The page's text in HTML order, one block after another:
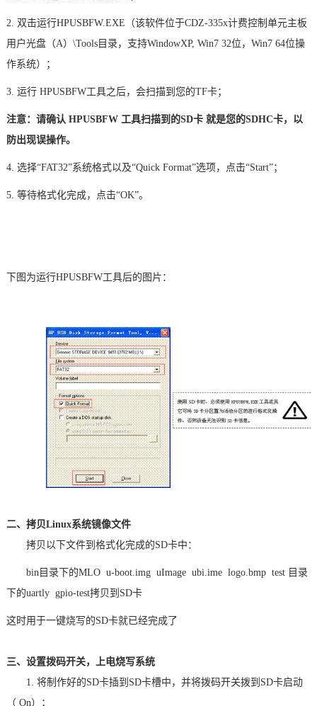
2. 双击运行HPUSBFW.EXE（该软件位于CDZ-335x计费控制单元主板
用户光盘（A）\Tools目录，支持WindowXP, Win7 32位，Win7 64位操
作系统）；
3. 运行 HPUSBFW工具之后，会扫描到您的TF卡；
注意：请确认 HPUSBFW 工具扫描到的SD卡 就是您的SDHC卡，以
防出现误操作。
4. 选择“FAT32”系统格式以及“Quick Format”选项，点击“Start”；
5. 等待格式化完成，点击“OK”。
下图为运行HPUSBFW工具后的图片：
二、拷贝Linux系统镜像文件
拷贝以下文件到格式化完成的SD卡中：
bin目录下的MLO u-boot.img uImage ubi.ime logo.bmp test 目录
下的uartly gpio-test拷贝到SD卡
这时用于一键烧写的SD卡就已经完成了
三、设置拨码开关，上电烧写系统
1. 将制作好的SD卡插到SD卡槽中，并将拨码开关拨到SD卡启动
（ On）；